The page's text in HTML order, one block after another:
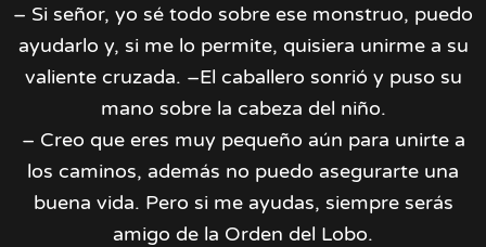
– Si señor, yo sé todo sobre ese monstruo, puedo
ayudarlo y, si me lo permite, quisiera unirme a su
valiente cruzada. –El caballero sonrió y puso su
mano sobre la cabeza del niño.
– Creo que eres muy pequeño aún para unirte a
los caminos, además no puedo asegurarte una
buena vida. Pero si me ayudas, siempre serás
amigo de la Orden del Lobo.